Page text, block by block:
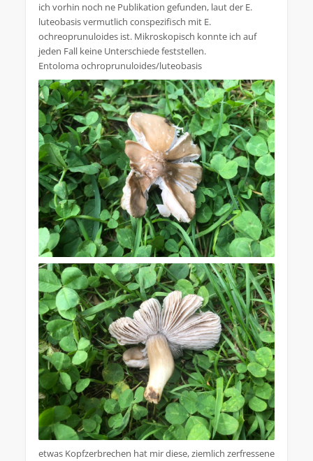
ich vorhin noch ne Publikation gefunden, laut der E.
luteobasis vermutlich conspezifisch mit E.
ochreoprunuloides ist. Mikroskopisch konnte ich auf
jeden Fall keine Unterschiede feststellen.
Entoloma ochroprunuloides/luteobasis
etwas Kopfzerbrechen hat mir diese, ziemlich zerfressene